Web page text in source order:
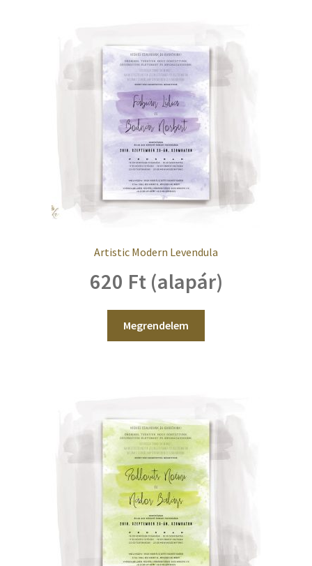
Artistic Modern Levendula
620 Ft (alapár)
Megrendelem